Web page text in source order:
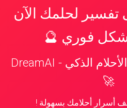
لحلمك الآن
فوري 🔮
📱 تطبيق تفسير الأحلام الذكي - DreamAI
🚀
أسرار أحلامك بسهولة !